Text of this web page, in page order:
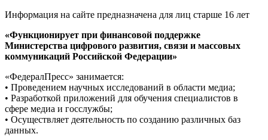
Информация на сайте предназначена для лиц старше 16 лет
«Функционирует при финансовой поддержке
Министерства цифрового развития, связи и массовых
коммуникаций Российской Федерации»
«ФедералПресс» занимается:
• Проведением научных исследований в области медиа;
• Разработкой приложений для обучения специалистов в
сфере медиа и госслужбы;
• Осуществляет деятельность по созданию различных баз
данных.